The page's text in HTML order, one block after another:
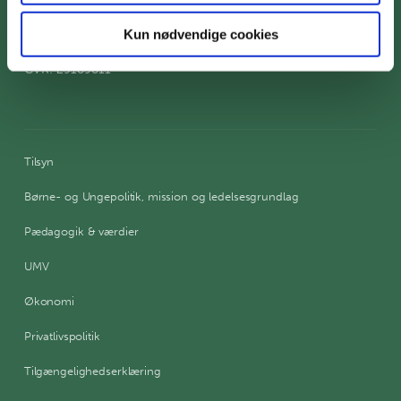
data med andre oplysninger, du har givet dem, eller som
de har indsamlet fra din brug af deres tjenester.
Kun nødvendige cookies
Email: stu@varde.dk
EAN 5798004827192
CVR: 29189811
Tilsyn
Børne- og Ungepolitik, mission og ledelsesgrundlag
Pædagogik & værdier
UMV
Økonomi
Privatlivspolitik
Tilgængelighedserklæring